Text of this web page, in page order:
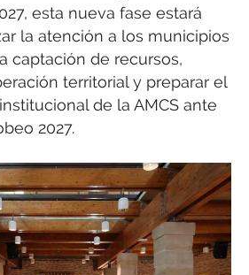
esta nueva fase estará
la atención a los municipios
captación de recursos,
territorial y preparar el
de la AMCS ante
2027.